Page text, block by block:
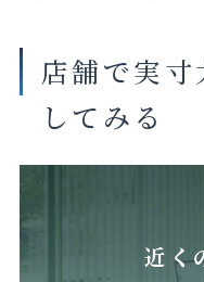
店舗で実
してみる
近く